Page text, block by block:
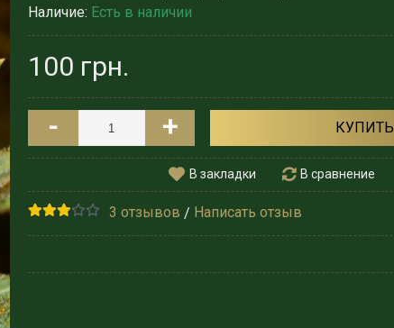
Наличие: Есть в наличии
100 грн.
-
+ КУПИТЬ
В закладки В сравнение
3 отзывов / Написать отзыв